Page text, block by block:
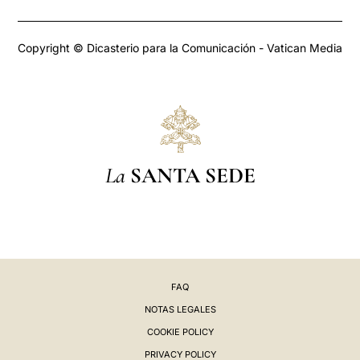
Copyright © Dicasterio para la Comunicación - Vatican Media
La SANTA SEDE
FAQ
NOTAS LEGALES
COOKIE POLICY
PRIVACY POLICY